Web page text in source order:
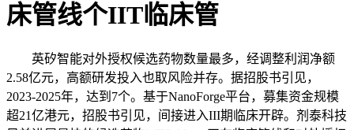
床管线个IIT临床管
英矽智能对外授权候选药物数量最多，经调整利润净额
2.58亿元，高额研发投入也取风险并存。据招股书引见，
2023-2025年，达到7个。基于NanoForge平台，募集资金规模
超21亿港元，招股书引见，间接进入III期临床开辟。剂泰科技